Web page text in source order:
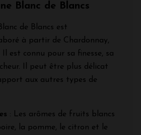
Blanc de Blancs
de Blancs est
à partir de Chardonnay,
Il est connu pour sa finesse, sa
Il peut être plus délicat
aux autres types de
: Les arômes de fruits blancs
la pomme, le citron et le